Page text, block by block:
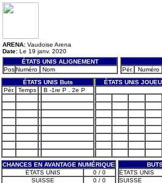
ARENA: Vaudoise Arena
Date: Le 19 janv. 2020
ÉTATS UNIS ALIGNEMENT
PosNuméro Nom
Pér.
Numéro
ÉTATS UNIS Buts
ÉTATS UNIS
Pér.
Temps B -1re P . 2e P
CHANCES EN AVANTAGE NUMÉRIQUE
ÉTATS UNIS
0 / 0
SUISSE
0 / 0
ÉTATS UNIS
SUISSE